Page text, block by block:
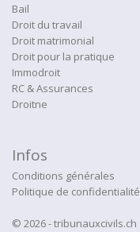
Bail
Droit du travail
Droit matrimonial
Droit pour la pratique
Immodroit
RC & Assurances
Droitne
Infos
Conditions générales
Politique de confidentialité
© 2026 - tribunauxcivils.ch